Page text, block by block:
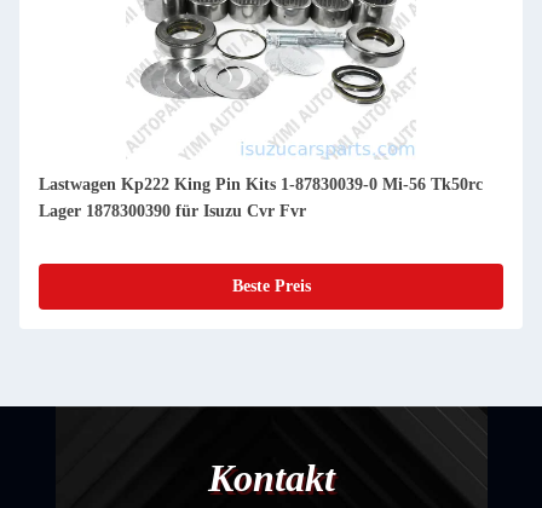
Lastwagen Kp222 King Pin Kits 1-87830039-0 Mi-56 Tk50rc
Lager 1878300390 für Isuzu Cvr Fvr
Beste Preis
Kontakt